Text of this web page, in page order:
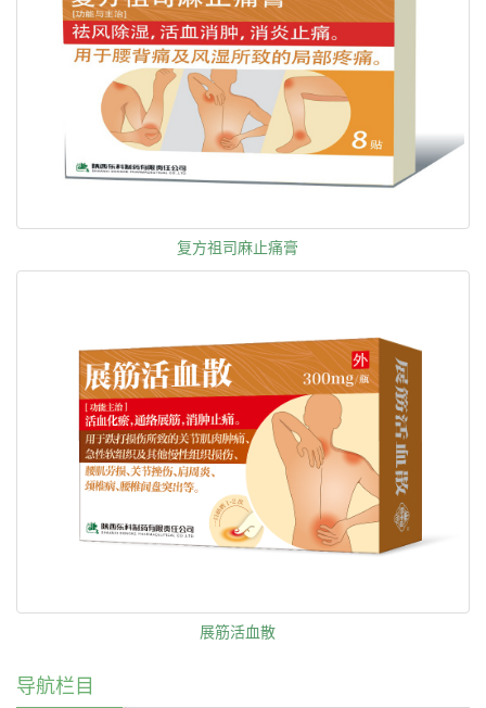
复方祖司麻止痛膏
展筋活血散
导航栏目